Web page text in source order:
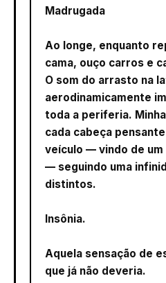
Madrugada
Ao longe, enquanto
cama, ouço carros e
O som do arrasto na
aerodinamicamente
toda a periferia.
cada cabeça
veículo — vindo de
— seguindo uma
distintos.
Insônia.
Aquela sensação de
que já não deveria.